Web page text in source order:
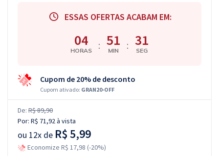
ESSAS OFERTAS ACABAM EM:
04
HORAS : 51
MIN : 30
SEG
Cupom de 20% de desconto
Cupom ativado: GRAN20-OFF
De: R$ 89,90
Por: R$ 71,92à vista
ou 12x de R$ 5,99
Economize R$ 17,98 (-20%)